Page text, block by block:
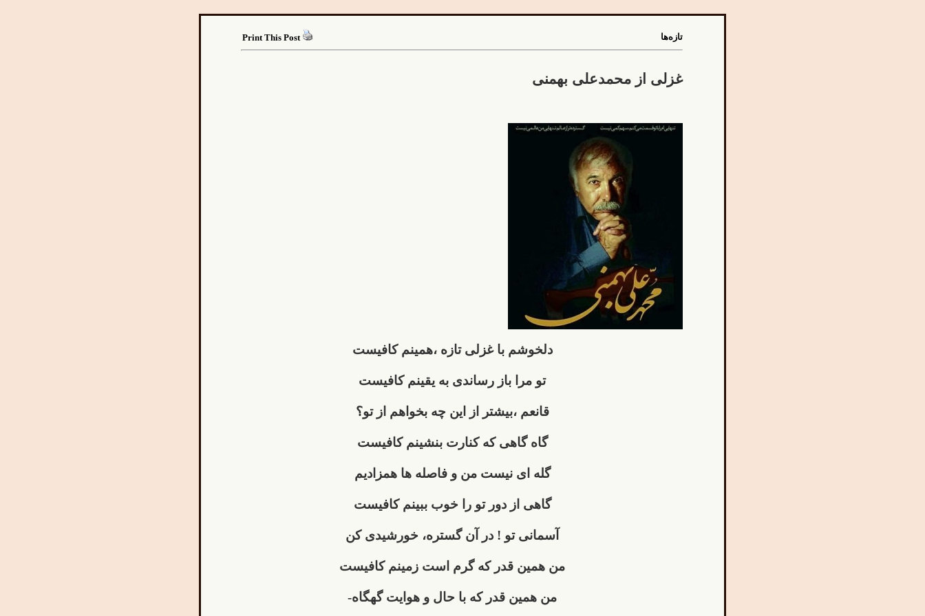
Print This Post تازه‌ها
غزلی از محمدعلی بهمنی
دلخوشم با غزلی تازه ،همینم کافیست
تو مرا باز رساندی به یقینم کافیست
قانعم ،بیشتر از این چه بخواهم از تو؟
گاه گاهی که کنارت بنشینم کافیست
گله ای نیست من و فاصله ها همزادیم
گاهی از دور تو را خوب ببینم کافیست
آسمانی تو ! در آن گستره، خورشیدی کن
من همین قدر که گرم است زمینم کافیست
من همین قدر که با حال و هوایت گهگاه-